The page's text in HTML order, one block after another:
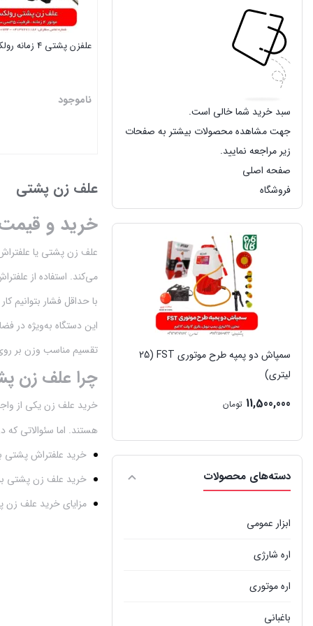
سبد خرید شما خالی است.
جهت مشاهده محصولات بیشتر به صفحات
زیر مراجعه نمایید.
صفحه اصلی
فروشگاه
سمپاش دو پمپه طرح موتوری FST (25
لیتری)
11,500,000 تومان
دسته‌های محصولات
ابزار عمومی
اره شارژی
اره موتوری
باغبانی
علفزن پشتی 4 زمانه رولکس
ناموجود
علف زن پشتی
خرید و قیمت علف
علف زن پشتی یا
می‌کند. استفاده از
با حداقل فشار بتوانیم
این دستگاه به‌ویژه در
تقسیم مناسب وزن بر
چرا علف زن
خرید علف زن یکی از
هستند. اما سئوالاتی
خرید علفتراش پشتی
خرید علف زن پشتی
مزایای خرید علف